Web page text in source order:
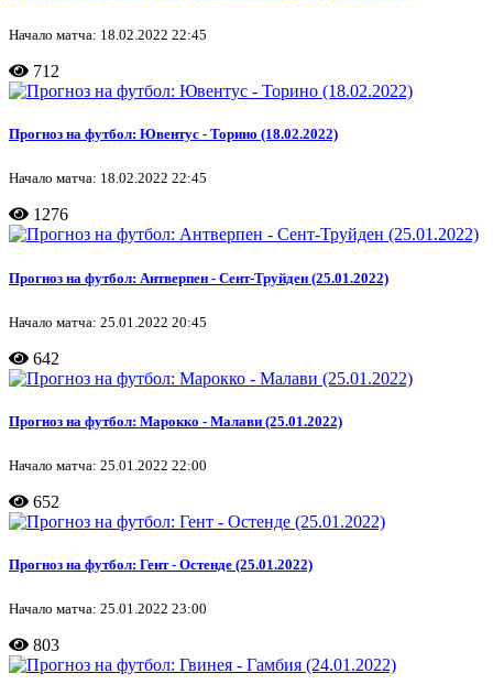
Начало матча: 18.02.2022 22:45
712
Прогноз на футбол: Ювентус - Торино (18.02.2022)
Начало матча: 18.02.2022 22:45
1276
Прогноз на футбол: Антверпен - Сент-Труйден (25.01.2022)
Начало матча: 25.01.2022 20:45
642
Прогноз на футбол: Марокко - Малави (25.01.2022)
Начало матча: 25.01.2022 22:00
652
Прогноз на футбол: Гент - Остенде (25.01.2022)
Начало матча: 25.01.2022 23:00
803